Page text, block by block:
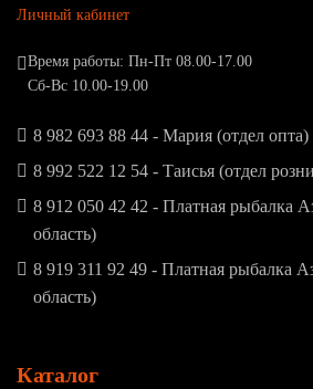
Личный кабинет
Время работы: Пн-Пт 08.00-17.00
Сб-Вс 10.00-19.00
8 982 693 88 44 - Мария (отдел опта)
8 992 522 12 54 - Таисья (отдел
8 912 050 42 42 - Платная рыбалка
область)
8 919 311 92 49 - Платная рыбалка
область)
Каталог